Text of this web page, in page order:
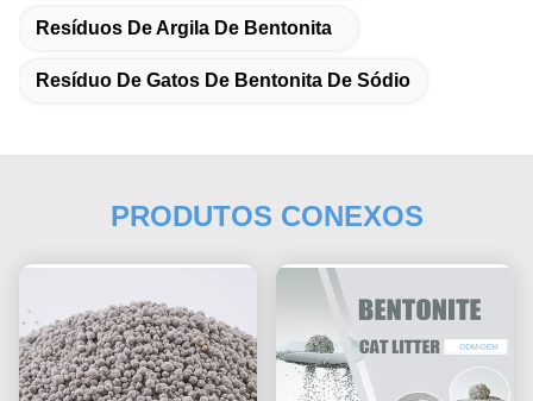
Resíduos De Argila De Bentonita
Resíduo De Gatos De Bentonita De Sódio
PRODUTOS CONEXOS